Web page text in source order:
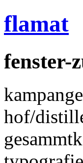
flamat
fenster-
hof/